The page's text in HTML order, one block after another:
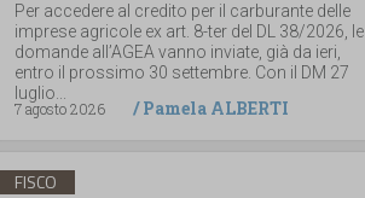
Per accedere al credito per il carburante delle
imprese agricole ex art. 8-ter del DL 38/2026, le
domande all’AGEA vanno inviate, già da ieri,
entro il prossimo 30 settembre. Con il DM 27
luglio...
7 agosto 2026
/Pamela ALBERTI
FISCO